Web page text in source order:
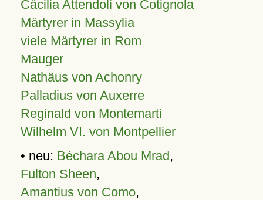
Cäcilia Attendoli von Cotignola
Märtyrer in Massylia
viele Märtyrer in Rom
Mauger
Nathäus von Achonry
Palladius von Auxerre
Reginald von Montemarti
Wilhelm VI. von Montpellier
• neu: Béchara Abou Mrad,
Fulton Sheen,
Amantius von Como,